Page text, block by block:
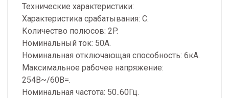
Технические характеристики:
Характеристика срабатывания: C.
Количество полюсов: 2P.
Номинальный ток: 50А.
Номинальная отключающая способность: 6кА.
Максимальное рабочее напряжение:
254В~/60В=.
Номинальная частота: 50..60Гц.